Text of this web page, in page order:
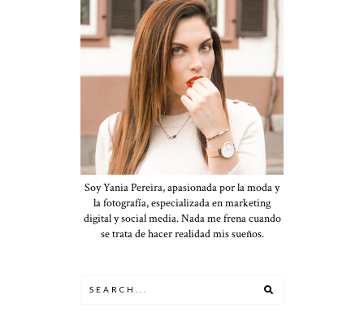
Soy Yania Pereira, apasionada por la moda y
la fotografía, especializada en marketing
digital y social media. Nada me frena cuando
se trata de hacer realidad mis sueños.